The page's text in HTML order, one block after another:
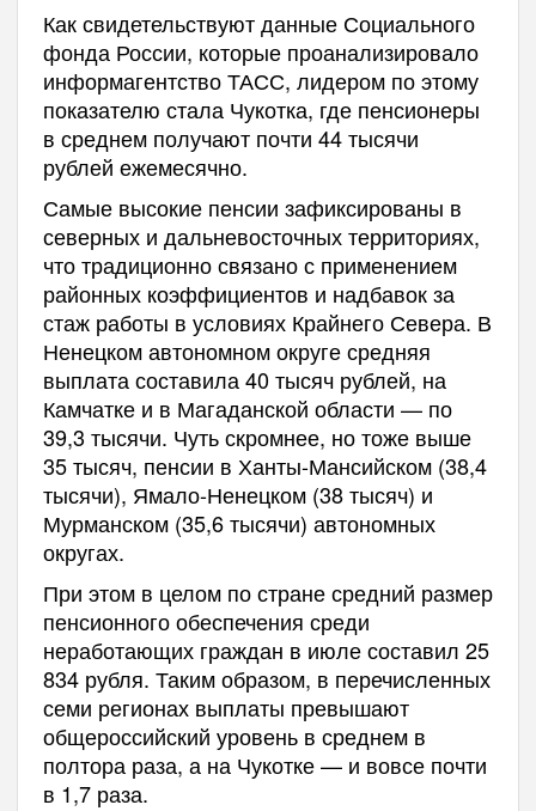
Как свидетельствуют данные Социального
фонда России, которые проанализировало
информагентство ТАСС, лидером по этому
показателю стала Чукотка, где пенсионеры
в среднем получают почти 44 тысячи
рублей ежемесячно.
Самые высокие пенсии зафиксированы в
северных и дальневосточных территориях,
что традиционно связано с применением
районных коэффициентов и надбавок за
стаж работы в условиях Крайнего Севера. В
Ненецком автономном округе средняя
выплата составила 40 тысяч рублей, на
Камчатке и в Магаданской области — по
39,3 тысячи. Чуть скромнее, но тоже выше
35 тысяч, пенсии в Ханты-Мансийском (38,4
тысячи), Ямало-Ненецком (38 тысяч) и
Мурманском (35,6 тысячи) автономных
округах.
При этом в целом по стране средний размер
пенсионного обеспечения среди
неработающих граждан в июле составил 25
834 рубля. Таким образом, в перечисленных
семи регионах выплаты превышают
общероссийский уровень в среднем в
полтора раза, а на Чукотке — и вовсе почти
в 1,7 раза.